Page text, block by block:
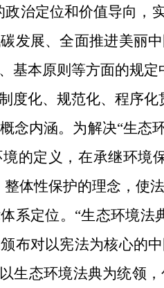
治定位和价值导向，
发展、全面推进美丽
基本原则等方面的规
度化、规范化、程序化
念内涵。 为解决“生态
的定义，在承继环境
体性保护的理念，使
系定位。 “生态环境法
布对以宪法为核心的
生态环境法典为统领